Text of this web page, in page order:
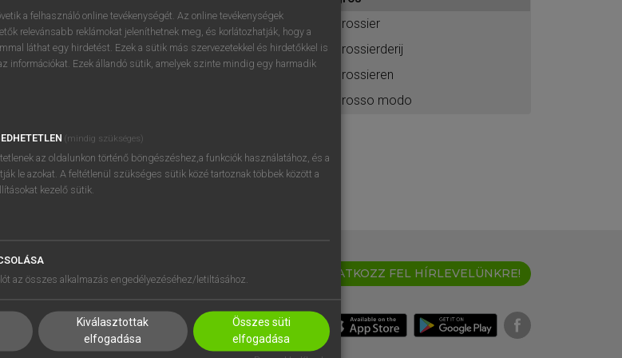
próbaverziójának elindításához
regisztrálok ésbelépek.
REGISZTRÁCIÓ
grossier
grossierderij
grossieren
grosso modo
SÚGÓ
RÓLUNK
SÜTI BEÁLLÍTÁSOK
IRATKOZZ FEL HÍRLEVELÜNKRE!
a felhasználó online tevékenységét. Az online tevékenységek
relevánsabb reklámokat jeleníthetnek meg, és korlátozhatják, hogy a
láthat egy hirdetést. Ezek a sütik más szervezetekkel és hirdetőkkel is
információkat. Ezek állandó sütik, amelyek szinte mindig egy harmadik
(mindig szükséges)
az oldalunkon történő böngészéshez,a funkciók használatához, és a
le azokat. A feltétlenül szükséges sütik közé tartoznak többek között a
kezelő sütik.
az összes alkalmazás engedélyezéséhez/letiltásához.
Kiválasztottak
elfogadása
Összes süti
elfogadása